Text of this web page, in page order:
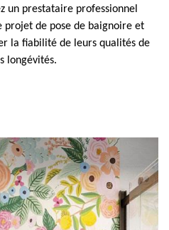
un prestataire professionnel
de pose de baignoire et
la fiabilité de leurs qualités de
longévités.